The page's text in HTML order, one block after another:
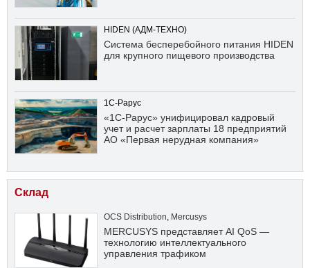
HIDEN (АДМ-ТЕХНО)
Система бесперебойного питания HIDEN
для крупного пищевого производства
1С-Рарус
«1С-Рарус» унифицировал кадровый
учет и расчет зарплаты 18 предприятий
АО «Первая нерудная компания»
Склад
OCS Distribution, Mercusys
MERCUSYS представляет AI QoS —
технологию интеллектуального
управления трафиком